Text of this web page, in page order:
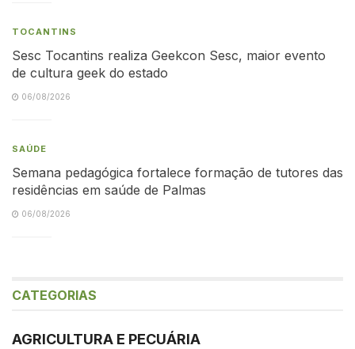
TOCANTINS
Sesc Tocantins realiza Geekcon Sesc, maior evento
de cultura geek do estado
06/08/2026
SAÚDE
Semana pedagógica fortalece formação de tutores das
residências em saúde de Palmas
06/08/2026
CATEGORIAS
AGRICULTURA E PECUÁRIA